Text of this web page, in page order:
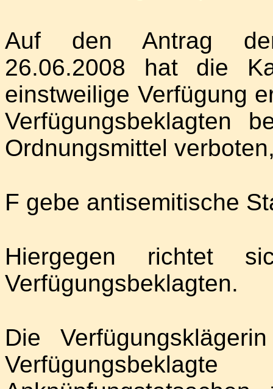
Auf den Antrag der
26.06.2008 hat die
einstweilige Verfügung
Verfügungsbeklagten
Ordnungsmittel
F gebe antisemitische
Hiergegen richtet
Verfügungsbeklagten.
Die